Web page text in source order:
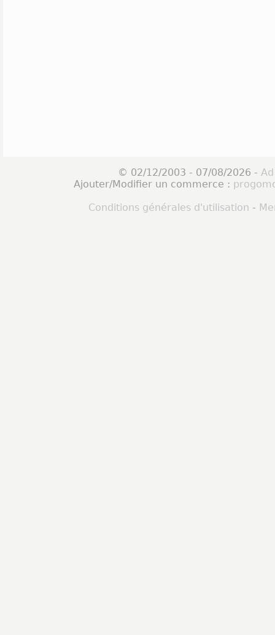
© 02/12/2003 - 07/08/2026 -
Ajouter/Modifier un commerce :
Conditions générales d'utilisation -